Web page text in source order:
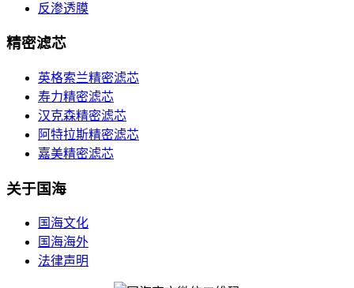
反渗透膜
精密滤芯
英格索兰精密滤芯
寿力精密滤芯
汉克森精密滤芯
阿特拉斯精密滤芯
嘉美精密滤芯
关于国海
国海文化
国海海外
法律声明